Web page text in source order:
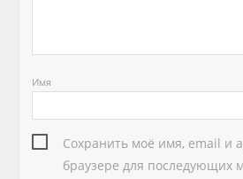
Имя
Сохранить моё имя, email и
браузере для последующих